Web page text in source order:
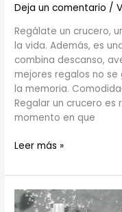
Deja un comentario /
Regálate un crucero,
la vida. Además, es
combina descanso,
mejores regalos no se
la memoria.
Regalar un crucero es
momento en que
Leer más »
NaPCA